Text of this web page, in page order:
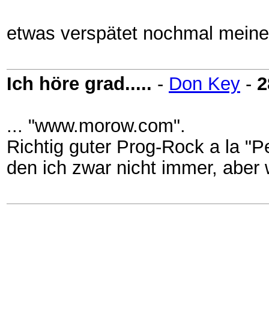
etwas verspätet nochmal
Ich höre grad..... - Don Key -
... "www.morow.com".
Richtig guter Prog-Rock a la
den ich zwar nicht immer,